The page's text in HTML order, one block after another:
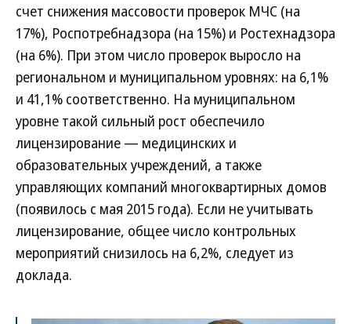
счет снижения массовости проверок МЧС (на
17%), Роспотребнадзора (на 15%) и Ростехнадзора
(на 6%). При этом число проверок выросло на
региональном и муниципальном уровнях: на 6,1%
и 41,1% соответственно. На муниципальном
уровне такой сильный рост обеспечило
лицензирование — медицинских и
образовательных учреждений, а также
управляющих компаний многоквартирных домов
(появилось с мая 2015 года). Если не учитывать
лицензирование, общее число контрольных
мероприятий снизилось на 6,2%, следует из
доклада.